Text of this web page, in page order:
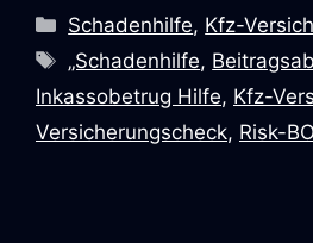
Schadenhilfe, Kfz-
„Schadenhilfe,
Inkassobetrug Hilfe, Kfz-
Versicherungscheck, Risk-